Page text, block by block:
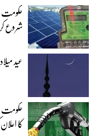
حکومت
شروع
عید
حکومت
کا